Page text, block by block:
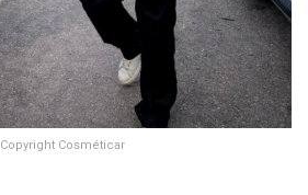
Copyright Cosméticar